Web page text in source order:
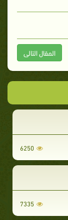
المقال التالى
6250
7335